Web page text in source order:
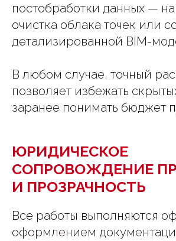
постобработки данных —
очистка облака точек или
детализированной BIM-
В любом случае, точный
позволяет избежать
заранее понимать бюджет
ЮРИДИЧЕСКОЕ
СОПРОВОЖДЕНИЕ
И ПРОЗРАЧНОСТЬ
Все работы выполняются
оформлением